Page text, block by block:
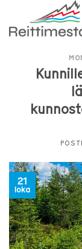
content
21
loka